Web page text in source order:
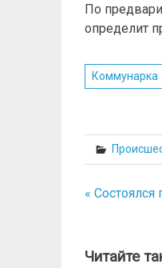
По
определит
Коммунарка
записям
«
Читайте